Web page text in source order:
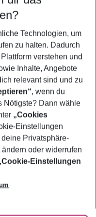
Technologien, um
zu halten. Dadurch
verstehen und
Inhalte, Angebote
relevant sind und zu
, wenn du
Nötigste? Dann wähle
„Cookies
Einstellungen
Privatsphäre-
oder widerrufen
Einstellungen